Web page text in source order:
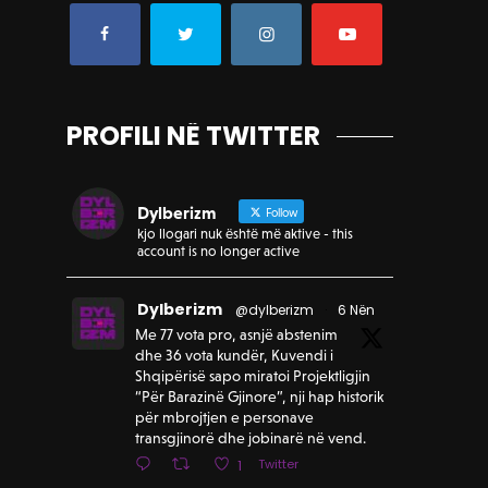
PROFILI NË TWITTER
Dylberizm Follow
kjo llogari nuk është më aktive - this
account is no longer active
Dylberizm @dylberizm 6 Nën
Me 77 vota pro, asnjë abstenim
dhe 36 vota kundër, Kuvendi i
Shqipërisë sapo miratoi Projektligjin
“Për Barazinë Gjinore”, nji hap historik
për mbrojtjen e personave
transgjinorë dhe jobinarë në vend.
1 Twitter